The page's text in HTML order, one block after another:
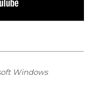
Windows